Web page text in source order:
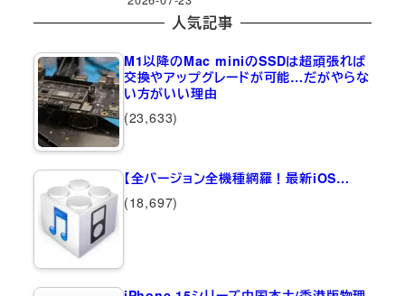
人気記事
M1以降のMac miniのSSDは超頑張れば
交換やアップグレードが可能…だがやらな
い方がいい理由
(23,633)
【全バージョン全機種網羅！最新iOS…
(18,697)